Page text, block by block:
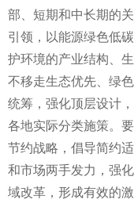
部、短期和中长期的
引领，以能源绿色低
护环境的产业结构、
不移走生态优先、绿
统筹，强化顶层设计
各地实际分类施策。
节约战略，倡导简约
和市场两手发力，强
域改革，形成有效的